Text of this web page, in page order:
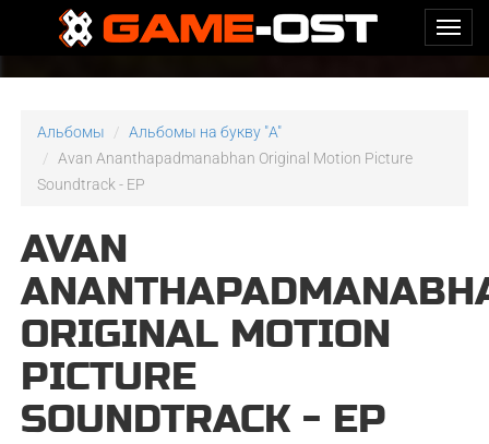
Альбомы
Альбомы на букву "A"
Avan Ananthapadmanabhan Original Motion Picture
Soundtrack - EP
AVAN
ORIGINAL MOTION
PICTURE
SOUNDTRACK - EP